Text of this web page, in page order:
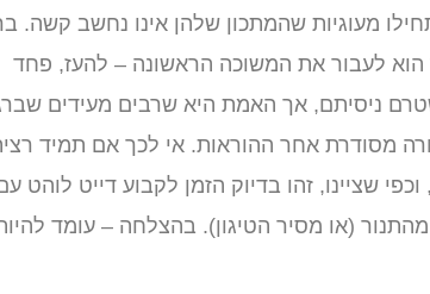
מעוגיות שהמתכון שלהן אינו נחשב קשה.
הוא לעבור את המשוכה הראשונה – להעז, פחד
ניסיתם, אך האמת היא שרבים מעידים
מסודרת אחר ההוראות. אי לכך אם תמיד
שציינו, זהו בדיוק הזמן לקבוע דייט לוהט
(או מסיר הטיגון). בהצלחה – עומד